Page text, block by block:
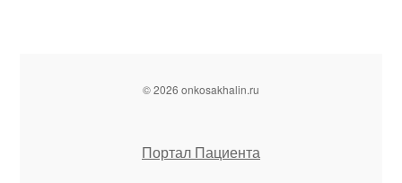
© 2026 onkosakhalin.ru
Портал Пациента